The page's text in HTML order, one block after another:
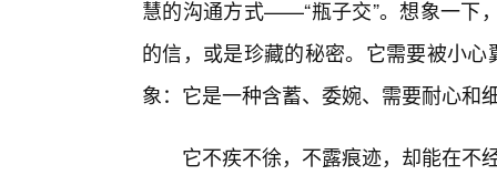
慧的沟通方式——“瓶子交”。想象一下
的信，或是珍藏的秘密。它需要被小
象：它是一种含蓄、委婉、需要耐心和
它不疾不徐，不露痕迹，却能在不